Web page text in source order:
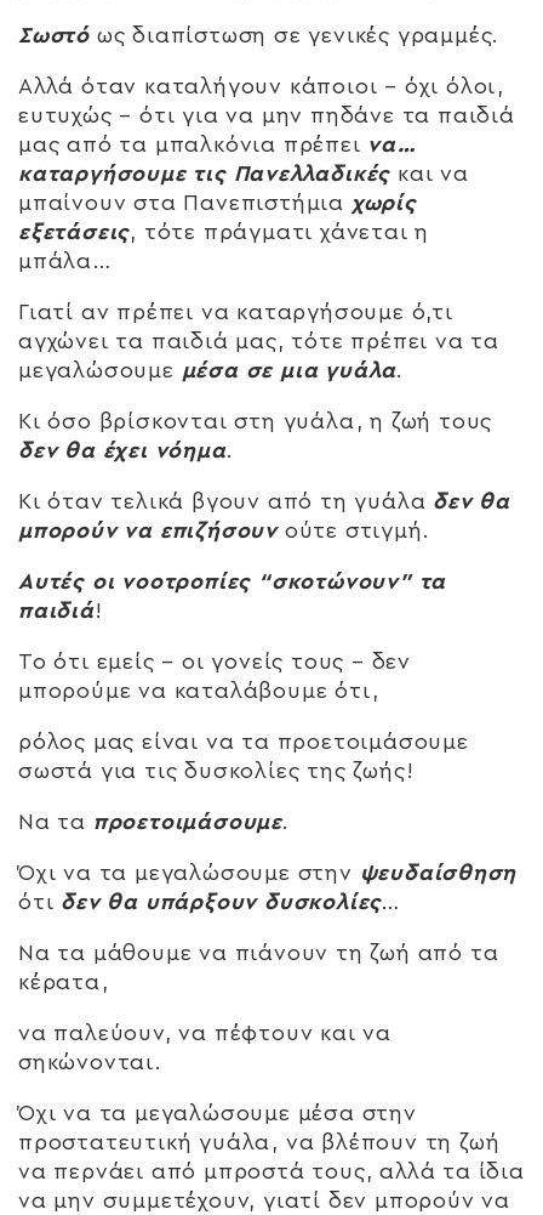
Σωστό ως διαπίστωση σε γενικές γραμμές.
Αλλά όταν καταλήγουν κάποιοι – όχι όλοι,
ευτυχώς – ότι για να μην πηδάνε τα παιδιά
μας από τα μπαλκόνια πρέπει να…
καταργήσουμε τις Πανελλαδικές και να
μπαίνουν στα Πανεπιστήμια χωρίς
εξετάσεις, τότε πράγματι χάνεται η
μπάλα…
Γιατί αν πρέπει να καταργήσουμε ό,τι
αγχώνει τα παιδιά μας, τότε πρέπει να τα
μεγαλώσουμε μέσα σε μια γυάλα.
Κι όσο βρίσκονται στη γυάλα, η ζωή τους
δεν θα έχει νόημα.
Κι όταν τελικά βγουν από τη γυάλα δεν θα
μπορούν να επιζήσουνούτε στιγμή.
Αυτές οι νοοτροπίες “σκοτώνουν” τα
παιδιά!
Το ότι εμείς – οι γονείς τους – δεν
μπορούμε να καταλάβουμε ότι,
ρόλος μας είναι να τα προετοιμάσουμε
σωστά για τις δυσκολίες της ζωής!
Να τα προετοιμάσουμε.
Όχι να τα μεγαλώσουμε στην ψευδαίσθηση
ότι δεν θα υπάρξουν δυσκολίες…
Να τα μάθουμε να πιάνουν τη ζωή από τα
κέρατα,
να παλεύουν, να πέφτουν και να
σηκώνονται.
Όχι να τα μεγαλώσουμε μέσα στην
προστατευτική γυάλα, να βλέπουν τη ζωή
να περνάει από μπροστά τους, αλλά τα ίδια
να μην συμμετέχουν, γιατί δεν μπορούν να